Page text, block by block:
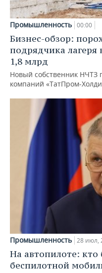
Промышленность 00:00
Бизнес-обзор:
подрядчика
1,8 млрд
Новый собственник НЧТЗ
компаний «ТатПром-
Промышленность 28 июл,
На автопилоте: кто
беспилотной